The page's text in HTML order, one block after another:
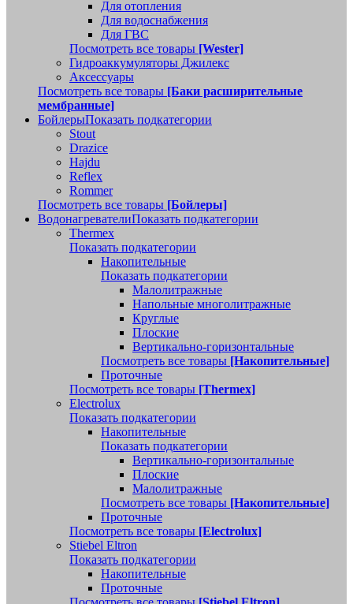
Для отопления
Для водоснабжения
Для ГВС
Посмотреть все товары [Wester]
Гидроаккумуляторы Джилекс
Аксессуары
Посмотреть все товары [Баки расширительные
мембранные]
БойлерыПоказать подкатегории
Stout
Drazice
Hajdu
Reflex
Rommer
Посмотреть все товары [Бойлеры]
ВодонагревателиПоказать подкатегории
Thermex
Показать подкатегории
Накопительные
Показать подкатегории
Малолитражные
Напольные многолитражные
Круглые
Плоские
Вертикально-горизонтальные
Посмотреть все товары [Накопительные]
Проточные
Посмотреть все товары [Thermex]
Electrolux
Показать подкатегории
Накопительные
Показать подкатегории
Вертикально-горизонтальные
Плоские
Малолитражные
Посмотреть все товары [Накопительные]
Проточные
Посмотреть все товары [Electrolux]
Stiebel Eltron
Показать подкатегории
Накопительные
Проточные